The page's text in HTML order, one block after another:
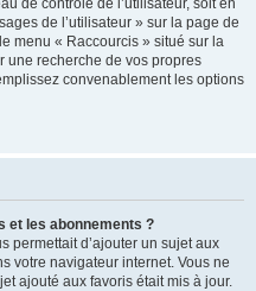
de contrôle de l’utilisateur, soit en
de l’utilisateur » sur la page de
menu « Raccourcis » situé sur la
une recherche de vos propres
convenablement les options
et les abonnements ?
permettait d’ajouter un sujet aux
votre navigateur internet. Vous ne
ajouté aux favoris était mis à jour.